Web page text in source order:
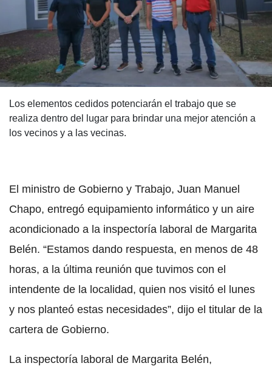
Los elementos cedidos potenciarán el trabajo que se
realiza dentro del lugar para brindar una mejor atención a
los vecinos y a las vecinas.
El ministro de Gobierno y Trabajo, Juan Manuel
Chapo, entregó equipamiento informático y un aire
acondicionado a la inspectoría laboral de Margarita
Belén. “Estamos dando respuesta, en menos de 48
horas, a la última reunión que tuvimos con el
intendente de la localidad, quien nos visitó el lunes
y nos planteó estas necesidades”, dijo el titular de la
cartera de Gobierno.
La inspectoría laboral de Margarita Belén,